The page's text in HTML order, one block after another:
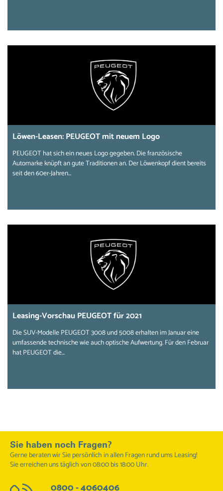
Löwen-Leasen: PEUGEOT mit neuem Logo
PEUGEOT hat sich ein neues Logo gegeben. Die französische
Automarke knüpft an gute Traditionen an. Der Löwenkopf dient bereits
seit den 60er-Jahren...
Leasing-Vorschau PEUGEOT für 2021
Die SUV-Modelle PEUGEOT 3008 und 5008 erhalten im Januar eine
umfassende technische wie auch optische Aufwertung. Für den Februar
hat PEUGEOT die...
Sie haben noch Fragen?
Gerne beraten wir Sie persönlich in allen Fragen rund ums Leasing!
Sie erreichen uns täglich von 08:00 bis 18:00 Uhr.
0800 - 4060406